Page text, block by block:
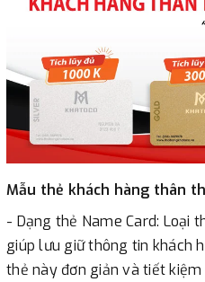
Mẫu thẻ khách hàng thân
- Dạng thẻ Name Card: Loại
giúp lưu giữ thông tin khách
thẻ này đơn giản và tiết